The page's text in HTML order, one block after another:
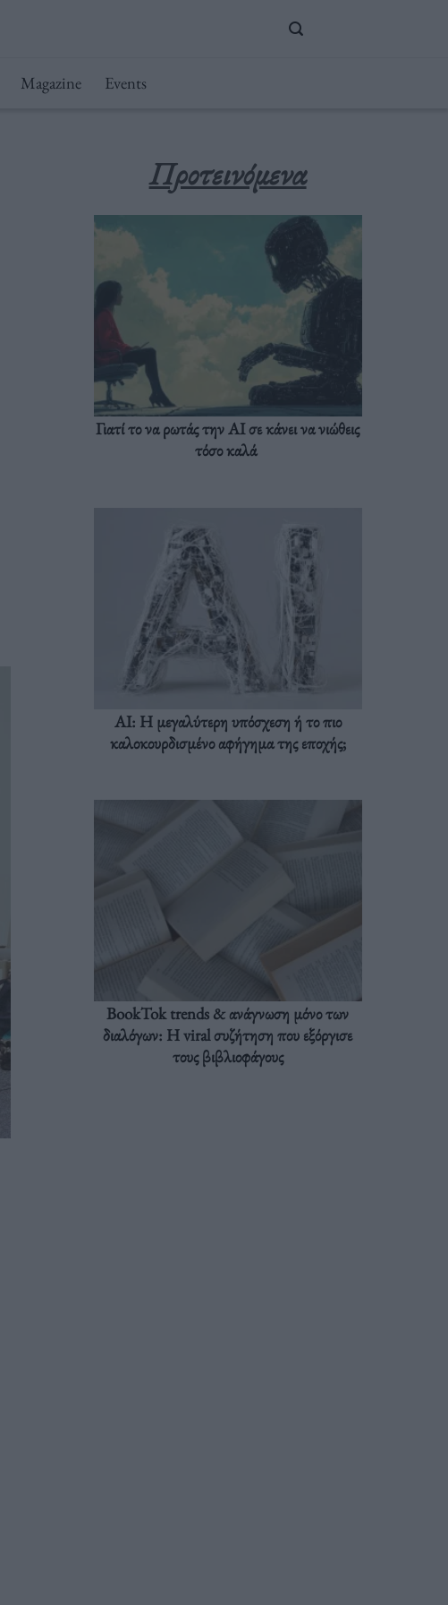
Magazine Events
Προτεινόμενα
Γιατί το να ρωτάς την AI σε κάνει να νιώθεις
τόσο καλά
AI: Η μεγαλύτερη υπόσχεση ή το πιο
καλοκουρδισμένο αφήγημα της εποχής;
BookTok trends & ανάγνωση μόνο των
διαλόγων: Η viral συζήτηση που εξόργισε
τους βιβλιοφάγους